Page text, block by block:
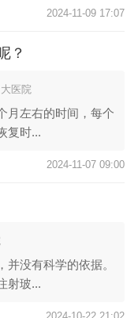
2024-11-09 17:07
？
医院
月左右的时间，每个
复时...
2024-11-07 09:00
没有科学的依据。
射玻...